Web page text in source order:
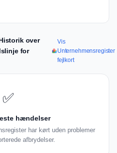
over
for
Vis
Unternehmensregister
fejlkort
✅
hændelser
har kørt uden problemer
afbrydelser.